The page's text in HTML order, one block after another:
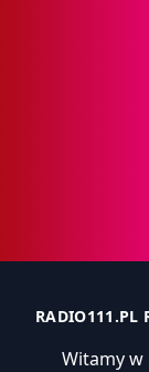
RADIO111.PL
Witamy